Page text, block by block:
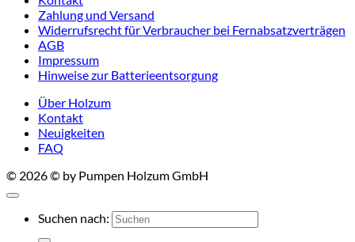
Zahlung und Versand
Widerrufsrecht für Verbraucher bei Fernabsatzverträgen
AGB
Impressum
Hinweise zur Batterieentsorgung
Über Holzum
Kontakt
Neuigkeiten
FAQ
© 2026 © by Pumpen Holzum GmbH
Suchen nach: